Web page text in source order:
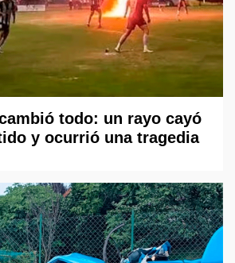
todo: un rayo cayó
y ocurrió una tragedia